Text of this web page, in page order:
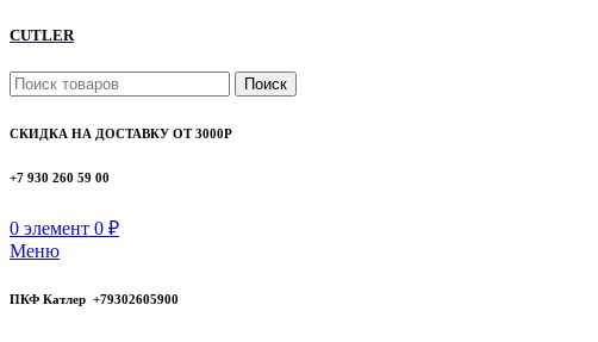
CUTLER
Поиск
СКИДКА НА ДОСТАВКУ ОТ 3000Р
+7 930 260 59 00
0 элемент 0 ₽
Меню
ПКФ Катлер +79302605900